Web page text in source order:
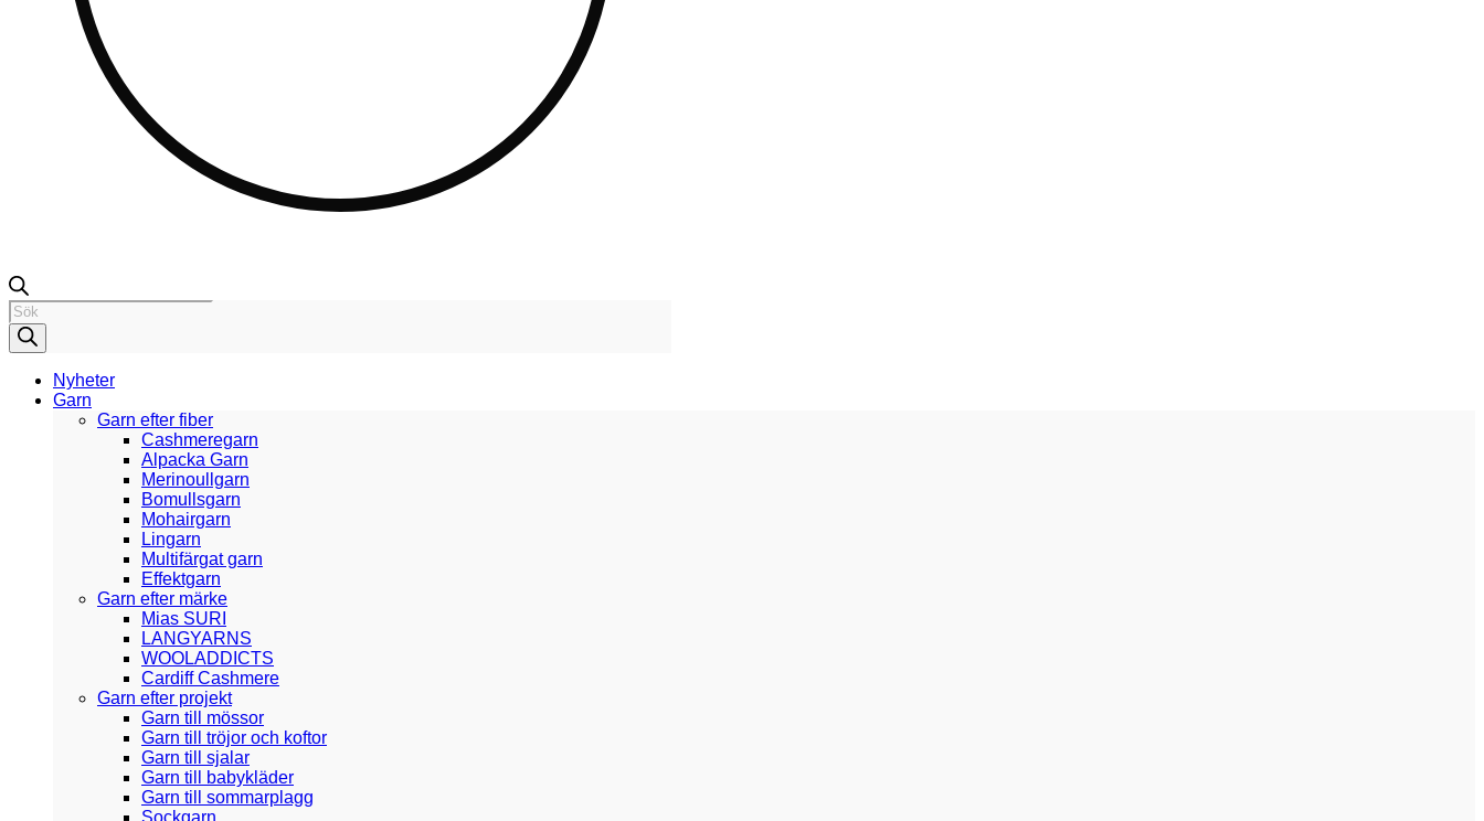
Products
search
Nyheter
Garn
Garn efter fiber
Cashmeregarn
Alpacka Garn
Merinoullgarn
Bomullsgarn
Mohairgarn
Lingarn
Multifärgat garn
Effektgarn
Garn efter märke
Mias SURI
LANGYARNS
WOOLADDICTS
Cardiff Cashmere
Garn efter projekt
Garn till mössor
Garn till tröjor och koftor
Garn till sjalar
Garn till babykläder
Garn till sommarplagg
Sockgarn